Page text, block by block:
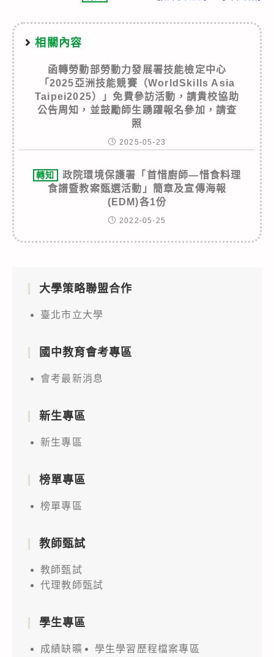
相關內容
函轉勞動部勞動力發展署技能檢定中心
「2025亞洲技能競賽（WorldSkills Asia
Taipei2025）」免費參訪活動，請貴校協助
公告周知，並鼓勵師生踴躍報名參加，請查
照
2025-05-23
轉知
政院環境保護署「首惜廚師—惜食料理
食譜暨教案甄選活動」簡章及宣傳海報
(EDM)各1份
2022-05-25
大學策略聯盟合作
臺北市立大學
國中教育會考專區
會考最新消息
新生專區
新生專區
榜單專區
榜單專區
教師甄試
教師甄試
代理教師甄試
學生專區
成績缺曠 學生學習歷程檔案專區